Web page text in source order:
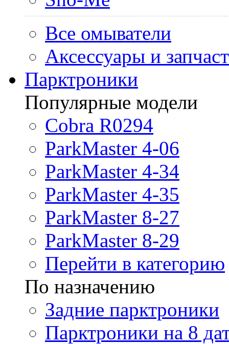
Все омыватели
Аксессуары и
Парктроники
Популярные модели
Cobra R0294
ParkMaster 4-06
ParkMaster 4-34
ParkMaster 4-35
ParkMaster 8-27
ParkMaster 8-29
Перейти в категорию
По назначению
Задние парктроники
Парктроники на 8